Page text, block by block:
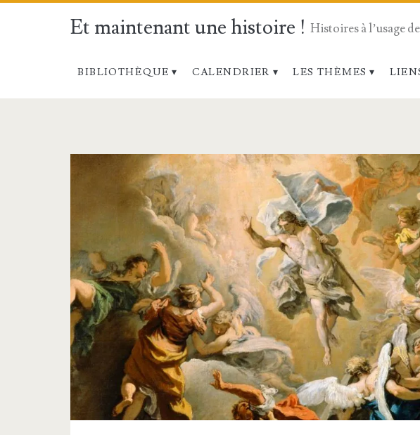
Et maintenant une histoire ! Histoires à l’usage
BIBLIOTHÈQUE CALENDRIER LES THÈMES